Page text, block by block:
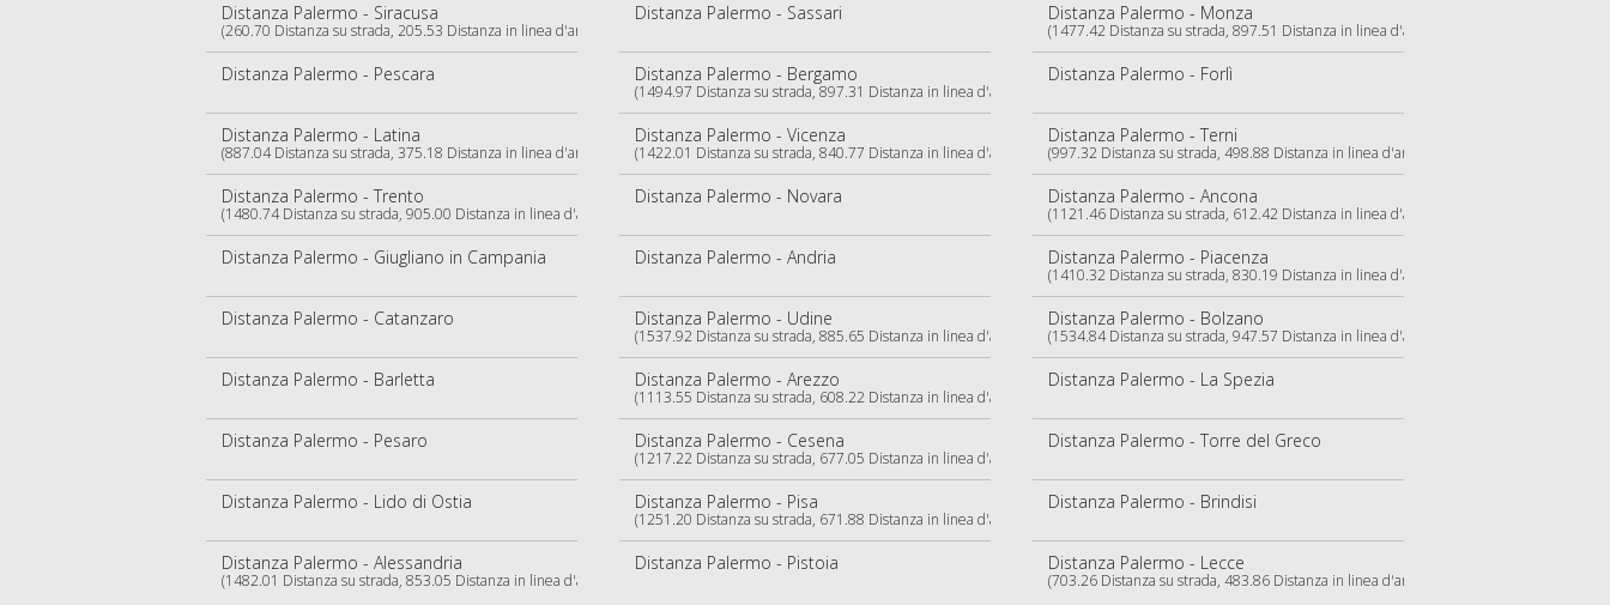
Distanza Palermo - Siracusa
(260.70 Distanza su strada, 205.53 Distanza in linea d'aria)
Distanza Palermo - Sassari Distanza Palermo - Monza
(1477.42 Distanza su strada, 897.51 Distanza in linea d'aria)
Distanza Palermo - Pescara Distanza Palermo - Bergamo
(1494.97 Distanza su strada, 897.31 Distanza in linea d'aria)
Distanza Palermo - Forlì
Distanza Palermo - Latina
(887.04 Distanza su strada, 375.18 Distanza in linea d'aria)
Distanza Palermo - Vicenza
(1422.01 Distanza su strada, 840.77 Distanza in linea d'aria)
Distanza Palermo - Terni
(997.32 Distanza su strada, 498.88 Distanza in linea d'aria)
Distanza Palermo - Trento
(1480.74 Distanza su strada, 905.00 Distanza in linea d'aria)
Distanza Palermo - Novara Distanza Palermo - Ancona
(1121.46 Distanza su strada, 612.42 Distanza in linea d'aria)
Distanza Palermo - Giugliano in Campania Distanza Palermo - Andria Distanza Palermo - Piacenza
(1410.32 Distanza su strada, 830.19 Distanza in linea d'aria)
Distanza Palermo - Catanzaro Distanza Palermo - Udine
(1537.92 Distanza su strada, 885.65 Distanza in linea d'aria)
Distanza Palermo - Bolzano
(1534.84 Distanza su strada, 947.57 Distanza in linea d'aria)
Distanza Palermo - Barletta Distanza Palermo - Arezzo
(1113.55 Distanza su strada, 608.22 Distanza in linea d'aria)
Distanza Palermo - La Spezia
Distanza Palermo - Pesaro Distanza Palermo - Cesena
(1217.22 Distanza su strada, 677.05 Distanza in linea d'aria)
Distanza Palermo - Torre del Greco
Distanza Palermo - Lido di Ostia Distanza Palermo - Pisa
(1251.20 Distanza su strada, 671.88 Distanza in linea d'aria)
Distanza Palermo - Brindisi
Distanza Palermo - Alessandria
(1482.01 Distanza su strada, 853.05 Distanza in linea d'aria)
Distanza Palermo - Pistoia Distanza Palermo - Lecce
(703.26 Distanza su strada, 483.86 Distanza in linea d'aria)